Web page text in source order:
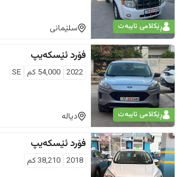
ڕێکلامی تایبەت سلێمانی
ڕێکلامی تایبەت
فۆرد ئێسکەیپ
2022
54,000 كم SE
دیالە
فۆرد ئێسکەیپ
2018
38,210كم